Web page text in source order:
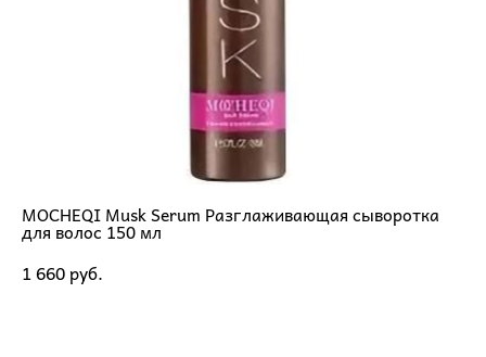
MOCHEQI Musk Serum Разглаживающая сыворотка
для волос 150 мл
1 660 pуб.